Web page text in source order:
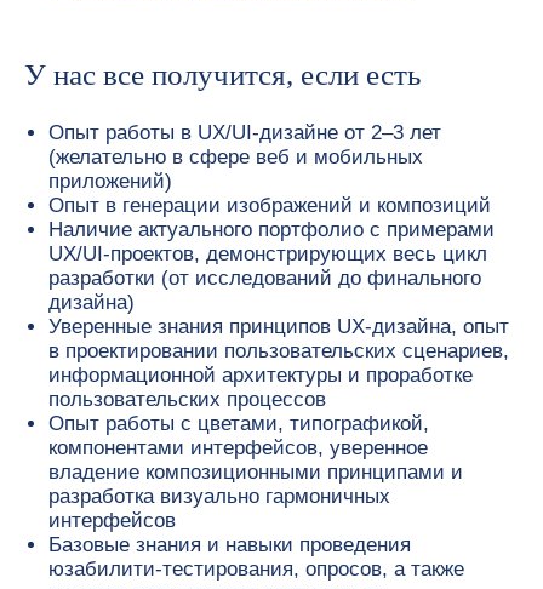
У нас все получится, если есть
Опыт работы в UX/UI-дизайне от 2–3 лет
(желательно в сфере веб и мобильных
приложений)
Опыт в генерации изображений и композиций
Наличие актуального портфолио с примерами
UX/UI-проектов, демонстрирующих весь цикл
разработки (от исследований до финального
дизайна)
Уверенные знания принципов UX-дизайна, опыт
в проектировании пользовательских сценариев,
информационной архитектуры и проработке
пользовательских процессов
Опыт работы с цветами, типографикой,
компонентами интерфейсов, уверенное
владение композиционными принципами и
разработка визуально гармоничных
интерфейсов
Базовые знания и навыки проведения
юзабилити-тестирования, опросов, а также
Быть с нами —
простое решение